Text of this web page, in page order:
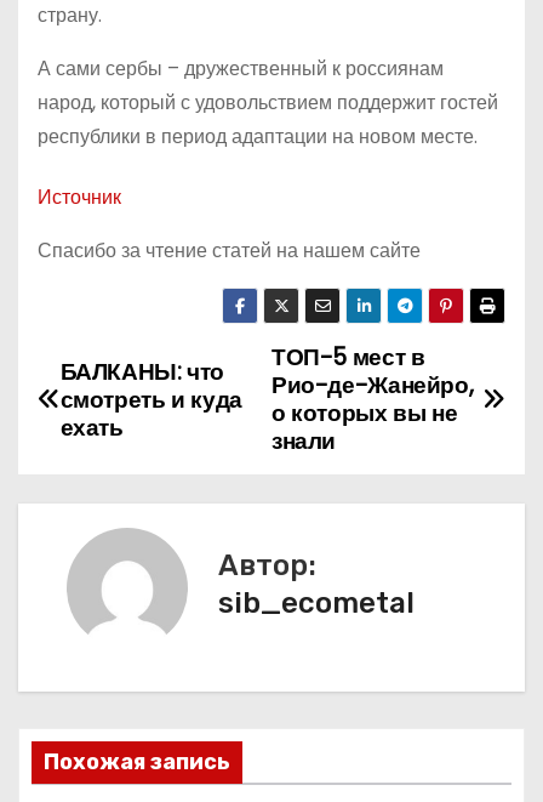
страну.
А сами сербы – дружественный к россиянам
народ, который с удовольствием поддержит гостей
республики в период адаптации на новом месте.
Источник
Спасибо за чтение статей на нашем сайте
Н
а
я
ТОП-5 мест в
Рио-де-Жанейро,
о которых вы не
знали
БАЛКАНЫ: что
смотреть и куда
ехать
Автор:
sib_ecometal
Похожая запись